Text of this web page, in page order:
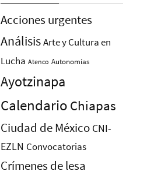
Acciones urgentes
AnálisisArte y Cultura en
Lucha Atenco Autonomías
Ayotzinapa
Calendario Chiapas
Ciudad de México CNI-
EZLN Convocatorias
Crímenes de lesa